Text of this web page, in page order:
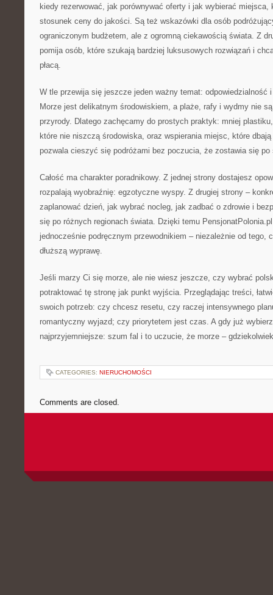
kiedy rezerwować, jak porównywać oferty i jak wybierać miejsca,
stosunek ceny do jakości. Są też wskazówki dla osób
ograniczonym budżetem, ale z ogromną ciekawością świata. Z
pomija osób, które szukają bardziej luksusowych rozwiązań i
płacą.
W tle przewija się jeszcze jeden ważny temat: odpowiedzialność
Morze jest delikatnym środowiskiem, a plaże, rafy i wydmy nie
przyrody. Dlatego zachęcamy do prostych praktyk: mniej
które nie niszczą środowiska, oraz wspierania miejsc, które
pozwala cieszyć się podróżami bez poczucia, że zostawia się po
Całość ma charakter poradnikowy. Z jednej strony dostajesz
rozpalają wyobraźnię: egzotyczne wyspy. Z drugiej strony –
zaplanować dzień, jak wybrać nocleg, jak zadbać o zdrowie i
się po różnych regionach świata. Dzięki temu
jednocześnie podręcznym przewodnikiem – niezależnie od tego,
dłuższą wyprawę.
Jeśli marzy Ci się morze, ale nie wiesz jeszcze, czy wybrać
potraktować tę stronę jak punkt wyjścia. Przeglądając treści,
swoich potrzeb: czy chcesz resetu, czy raczej intensywnego
romantyczny wyjazd; czy priorytetem jest czas. A gdy już
najprzyjemniejsze: szum fal i to uczucie, że morze –
CATEGORIES: NIERUCHOMOŚCI
Comments are closed.